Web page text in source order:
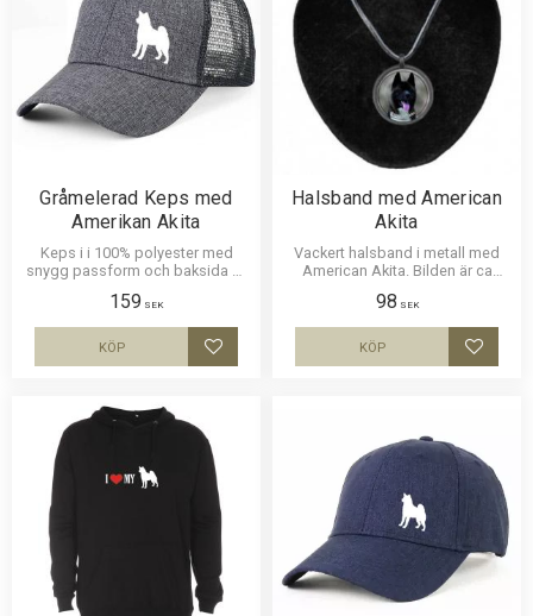
Gråmelerad Keps med
Amerikan Akita
Keps i i 100% polyester med
snygg passform och baksida av
Amerikan Akita. Luftig och skön
keps.
159 SEK
Lägg till i favoriter
KÖP
Halsband med American
Akita
Vackert halsband i metall med
American Akita. Bilden är ca
för att vara hållbar och ge ett
intryck av djup i bilden.
98 SEK
Lägg
KÖP